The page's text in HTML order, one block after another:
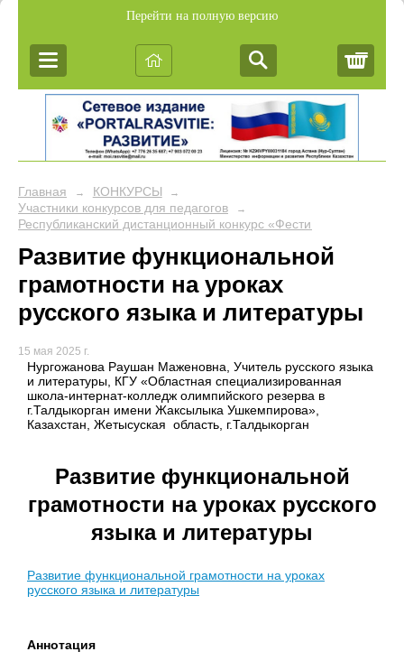
Перейти на полную версию
Главная → КОНКУРСЫ →
Участники конкурсов для педагогов →
Республиканский дистанционный конкурс «Фестиваль
Развитие функциональной
грамотности на уроках
русского языка и литературы
15 мая 2025 г.
Нургожанова Раушан Маженовна, Учитель русского языка
и литературы, КГУ «Областная специализированная
школа-интернат-колледж олимпийского резерва в
г.Талдыкорган имени Жаксылыка Ушкемпирова»,
Казахстан, Жетысуская область, г.Талдыкорган
Развитие функциональной
грамотности на уроках русского
языка и литературы
Развитие функциональной грамотности на уроках
русского языка и литературы
Аннотация